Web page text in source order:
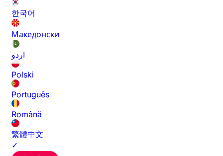
한국어
Македонски
اردو
Polski
Português
Română
繁體中文
✓